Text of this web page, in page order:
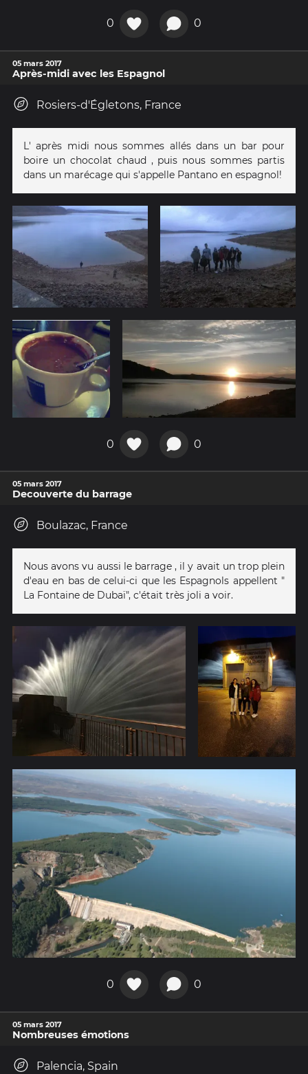
0 0
05 mars 2017
Après-midi avec les Espagnol
Rosiers-d'Égletons, France
L' après midi nous sommes allés dans un bar pour
boire un chocolat chaud , puis nous sommes partis
dans un marécage qui s'appelle Pantano en espagnol!
0 0
05 mars 2017
Decouverte du barrage
Boulazac, France
Nous avons vu aussi le barrage , il y avait un trop plein
d'eau en bas de celui-ci que les Espagnols appellent "
La Fontaine de Dubaï", c'était très joli a voir.
0 0
05 mars 2017
Nombreuses émotions
Palencia, Spain